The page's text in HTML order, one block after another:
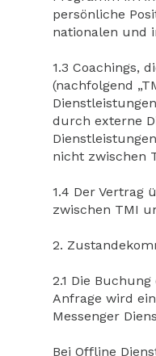
persönliche
nationalen und
1.3 Coachings,
(nachfolgend
durch externe
nicht zwischen
1.4 Der Vertrag
zwischen TMI
2.
2.1 Die
Anfrage wird
Messenger
Bei Offline